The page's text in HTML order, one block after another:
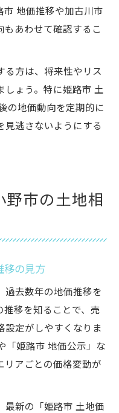
市 地価推移や加古川市
もあわせて確認するこ
る方は、将来性やリス
しょう。特に姫路市 土
の地価動向を定期的に
見逃さないようにする
市の土地相
移の見方
過去数年の地価推移を
推移を知ることで、売
設定がしやすくなりま
「姫路市 地価公示」な
リアごとの価格変動が
最新の「姫路市 土地価